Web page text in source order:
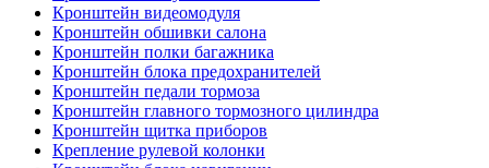
Кронштейн видеомодуля
Кронштейн обшивки салона
Кронштейн полки багажника
Кронштейн блока предохранителей
Кронштейн педали тормоза
Кронштейн главного тормозного цилиндра
Кронштейн щитка приборов
Крепление рулевой колонки